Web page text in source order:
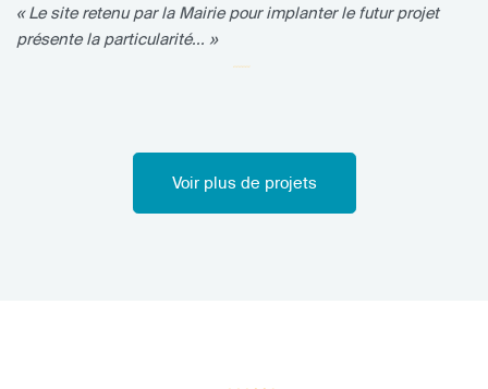
« Le site retenu par la Mairie pour implanter le futur projet
présente la particularité... »
Voir plus de projets